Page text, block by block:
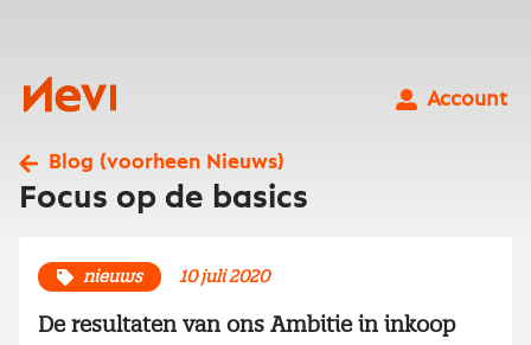
Nevi
Account
Blog (voorheen Nieuws)
Focus op de basics
nieuws 10 juli 2020
De resultaten van ons Ambitie in inkoop